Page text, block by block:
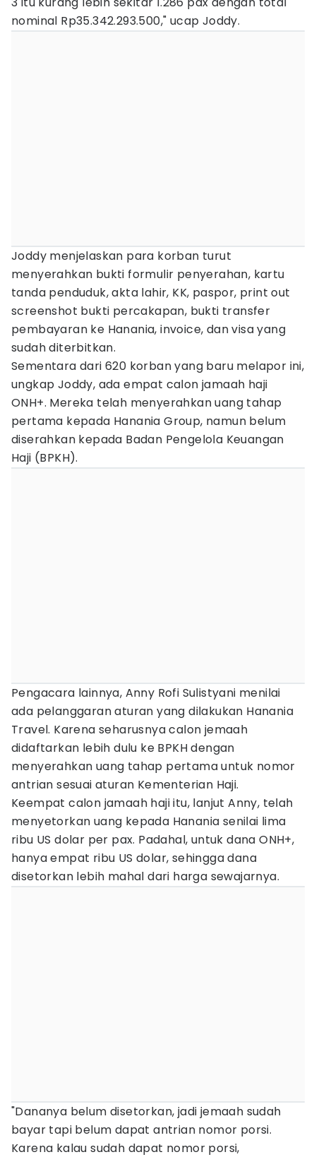
nominal Rp35.342.293.500," ucap Joddy.
Joddy menjelaskan para korban turut
menyerahkan bukti formulir penyerahan, kartu
tanda penduduk, akta lahir, KK, paspor, print out
screenshot bukti percakapan, bukti transfer
pembayaran ke Hanania, invoice, dan visa yang
sudah diterbitkan.
Sementara dari 620 korban yang baru melapor ini,
ungkap Joddy, ada empat calon jamaah haji
ONH+. Mereka telah menyerahkan uang tahap
pertama kepada Hanania Group, namun belum
diserahkan kepada Badan Pengelola Keuangan
Haji (BPKH).
Pengacara lainnya, Anny Rofi Sulistyani menilai
ada pelanggaran aturan yang dilakukan Hanania
Travel. Karena seharusnya calon jemaah
didaftarkan lebih dulu ke BPKH dengan
menyerahkan uang tahap pertama untuk nomor
antrian sesuai aturan Kementerian Haji.
Keempat calon jamaah haji itu, lanjut Anny, telah
menyetorkan uang kepada Hanania senilai lima
ribu US dolar per pax. Padahal, untuk dana ONH+,
hanya empat ribu US dolar, sehingga dana
disetorkan lebih mahal dari harga sewajarnya.
"Dananya belum disetorkan, jadi jemaah sudah
bayar tapi belum dapat antrian nomor porsi.
Karena kalau sudah dapat nomor porsi,